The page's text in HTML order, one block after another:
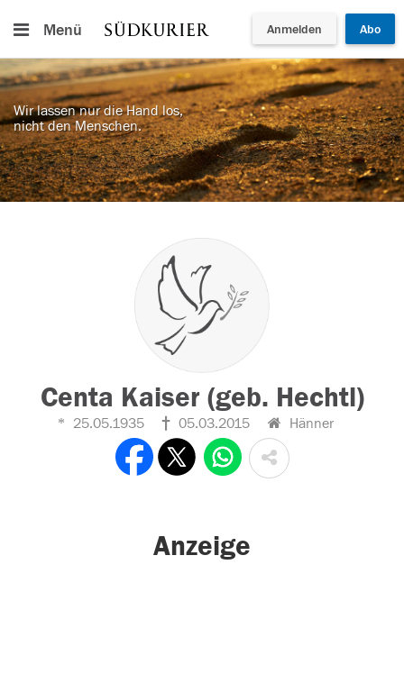
Menü Anmelden Abo
Wir lassen nur die Hand los,
nicht den Menschen.
Centa Kaiser (geb. Hechtl)
25.05.1935 05.03.2015 Hänner
Anzeige